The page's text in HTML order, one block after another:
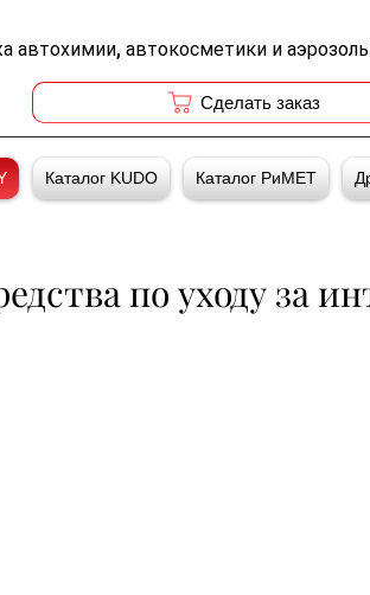
автохимии, автокосметики и
Cделать заказ
Каталог KUDO Каталог РиМЕТ
по уходу за